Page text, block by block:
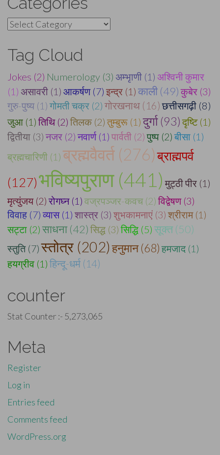
Categories
Tag Cloud
Jokes (2) Numerology (3) अम्भृाणी (1) अश्विनी कुमार
(1) असावरी (1) आकर्षण (7) इन्द्र (1) काली (49) कुबेर (3)
गुरु-पुष्य (1) गोमती चक्र (2) गोरखनाथ (16) छत्तीसगढ़ी (8)
जुआ (1) तिथि (2) तिलक (2) तुम्बुरू (1) दुर्गा (93) दृष्टि (1)
द्वितीया (3) नजर (2) नवार्ण (1) पार्वती (2) पुष्प (2) बीसा (1)
ब्रह्मचारिणी (1) ब्रह्मवैवर्त (276)ब्राह्मपर्व
(127)भविष्यपुराण (441) मुट्ठी पीर (1)
मृत्युंजय (2) रोगघ्न (1) वज्रपञ्जर-कवच (2) विद्वेषण (3)
विवाह (7) व्यास (1) शास्त्र (3) शुभकामनाएं (3) श्रीराम (1)
सट्टा (2) साधना (42) सिद्ध (3) सिद्धि (5) सूक्त (50)
स्तुति (7) स्तोत्र (202) हनुमान (68) हमजाद (1)
हयग्रीव (1) हिन्दू-धर्म (14)
counter
Stat Counter :- 5,273,065
Meta
Register
Log in
Entries feed
Comments feed
WordPress.org